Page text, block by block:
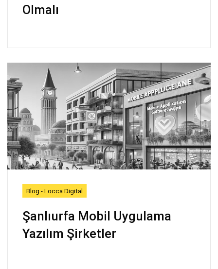
Olmalı
Blog - Locca Digital
Şanlıurfa Mobil Uygulama
Yazılım Şirketler